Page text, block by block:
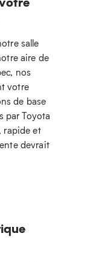
salle
aire de
nos
votre
de base
par Toyota
rapide et
devrait